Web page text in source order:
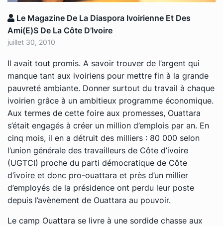
Le Magazine De La Diaspora Ivoirienne Et Des
Ami(e)s De La Côte D’Ivoire
juillet 30, 2010
Il avait tout promis. A savoir trouver de l’argent qui
manque tant aux ivoiriens pour mettre fin à la grande
pauvreté ambiante. Donner surtout du travail à chaque
ivoirien grâce à un ambitieux programme économique.
Aux termes de cette foire aux promesses, Ouattara
s’était engagés à créer un million d’emplois par an. En
cinq mois, il en a détruit des milliers : 80 000 selon
l’union générale des travailleurs de Côte d’ivoire
(UGTCI) proche du parti démocratique de Côte
d’ivoire et donc pro-ouattara et près d’un millier
d’employés de la présidence ont perdu leur poste
depuis l’avènement de Ouattara au pouvoir.
Le camp Ouattara se livre à une sordide chasse aux